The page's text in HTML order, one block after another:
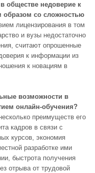
обществе недоверие к
образом со сложностью
лицензирования в том
и вузы недостаточно
считают опрошенные
к информации из
к новациям в
возможности в
онлайн-обучения?
преимуществ его
кадров в связи с
курсов, экономия
разработке ими
быстрота получения
отрыва от трудовой